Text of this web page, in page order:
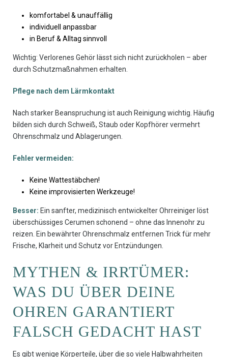
komfortabel & unauffällig
individuell anpassbar
in Beruf & Alltag sinnvoll
Wichtig: Verlorenes Gehör lässt sich nicht zurückholen – aber
durch Schutzmaßnahmen erhalten.
Pflege nach dem Lärmkontakt
Nach starker Beanspruchung ist auch Reinigung wichtig. Häufig
bilden sich durch Schweiß, Staub oder Kopfhörer vermehrt
Ohrenschmalz und Ablagerungen.
Fehler vermeiden:
Keine Wattestäbchen!
Keine improvisierten Werkzeuge!
Besser: Ein sanfter, medizinisch entwickelter Ohrreiniger löst
überschüssiges Cerumen schonend – ohne das Innenohr zu
reizen. Ein bewährter Ohrenschmalz entfernen Trick für mehr
Frische, Klarheit und Schutz vor Entzündungen.
MYTHEN & IRRTÜMER:
WAS DU ÜBER DEINE
OHREN GARANTIERT
FALSCH GEDACHT HAST
Es gibt wenige Körperteile, über die so viele Halbwahrheiten